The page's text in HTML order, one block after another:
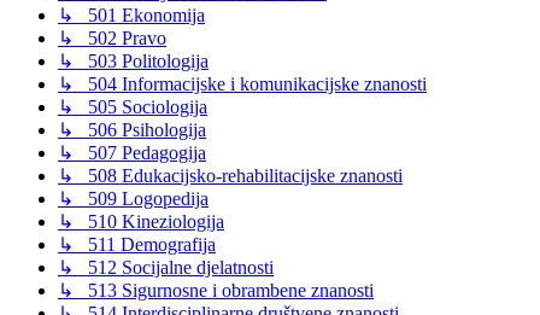
↳ 501 Ekonomija
↳ 502 Pravo
↳ 503 Politologija
↳ 504 Informacijske i komunikacijske znanosti
↳ 505 Sociologija
↳ 506 Psihologija
↳ 507 Pedagogija
↳ 508 Edukacijsko-rehabilitacijske znanosti
↳ 509 Logopedija
↳ 510 Kineziologija
↳ 511 Demografija
↳ 512 Socijalne djelatnosti
↳ 513 Sigurnosne i obrambene znanosti